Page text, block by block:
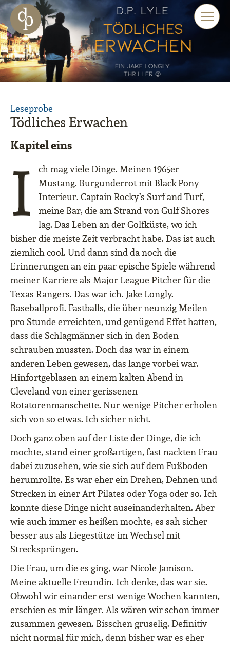
Zum Haupt-Inhalt springen
Zur Navigation springen
Zur Website-Suche springen
Leseprobe
Tödliches Erwachen
Kapitel eins
I
ch mag viele Dinge. Meinen 1965er
Mustang. Burgunderrot mit Black-Pony-
Interieur. Captain Rocky’s Surf and Turf,
meine Bar, die am Strand von Gulf Shores
lag. Das Leben an der Golfküste, wo ich
bisher die meiste Zeit verbracht habe. Das ist auch
ziemlich cool. Und dann sind da noch die
Erinnerungen an ein paar epische Spiele während
meiner Karriere als Major-League-Pitcher für die
Texas Rangers. Das war ich. Jake Longly.
Baseballprofi. Fastballs, die über neunzig Meilen
pro Stunde erreichten, und genügend Effet hatten,
dass die Schlagmänner sich in den Boden
schrauben mussten. Doch das war in einem
anderen Leben gewesen, das lange vorbei war.
Hinfortgeblasen an einem kalten Abend in
Cleveland von einer gerissenen
Rotatorenmanschette. Nur wenige Pitcher erholen
sich von so etwas. Ich sicher nicht.
Doch ganz oben auf der Liste der Dinge, die ich
mochte, stand einer großartigen, fast nackten Frau
dabei zuzusehen, wie sie sich auf dem Fußboden
herumrollte. Es war eher ein Drehen, Dehnen und
Strecken in einer Art Pilates oder Yoga oder so. Ich
konnte diese Dinge nicht auseinanderhalten. Aber
wie auch immer es heißen mochte, es sah sicher
besser aus als Liegestütze im Wechsel mit
Strecksprüngen.
Die Frau, um die es ging, war Nicole Jamison.
Meine aktuelle Freundin. Ich denke, das war sie.
Obwohl wir einander erst wenige Wochen kannten,
erschien es mir länger. Als wären wir schon immer
zusammen gewesen. Bisschen gruselig. Definitiv
nicht normal für mich, denn bisher war es eher